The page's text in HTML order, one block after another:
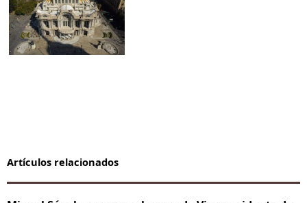
Artículos relacionados